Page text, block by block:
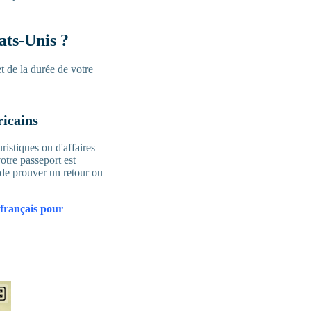
Unis ?
de la durée de votre
ou d'affaires
passeport est
prouver un retour ou
français pour